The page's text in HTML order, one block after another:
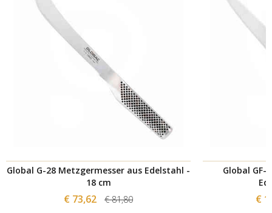
Global G-28 Metzgermesser aus Edelstahl -
18 cm
€ 73,62 € 81,80
Global GF-
€